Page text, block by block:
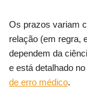
Os prazos variam
relação (em regra,
dependem da
e está detalhado
de erro médico.